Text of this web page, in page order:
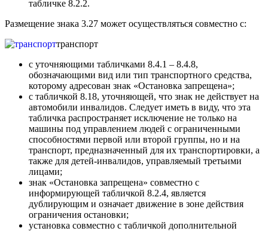
табличке 8.2.2.
Размещение знака 3.27 может осуществляться совместно с:
транспорт
с уточняющими табличками 8.4.1 – 8.4.8,
обозначающими вид или тип транспортного средства,
которому адресован знак «Остановка запрещена»;
с табличкой 8.18, уточняющей, что знак не действует на
автомобили инвалидов. Следует иметь в виду, что эта
табличка распространяет исключение не только на
машины под управлением людей с ограниченными
способностями первой или второй группы, но и на
транспорт, предназначенный для их транспортировки, а
также для детей-инвалидов, управляемый третьими
лицами;
знак «Остановка запрещена» совместно с
информирующей табличкой 8.2.4, является
дублирующим и означает движение в зоне действия
ограничения остановки;
установка совместно с табличкой дополнительной